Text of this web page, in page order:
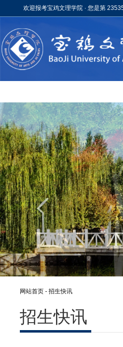
欢迎报考宝鸡文理学院 · 您是第
网站首页 - 招生快讯
招生快讯